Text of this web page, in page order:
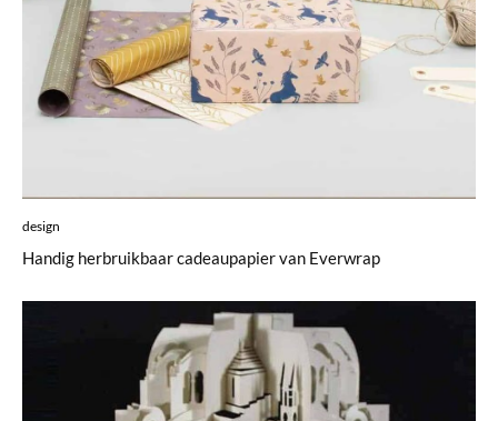
design
Handig herbruikbaar cadeaupapier van Everwrap